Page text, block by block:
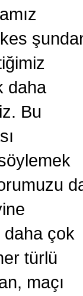
daha
Bu
daha çok
türlü
maçı